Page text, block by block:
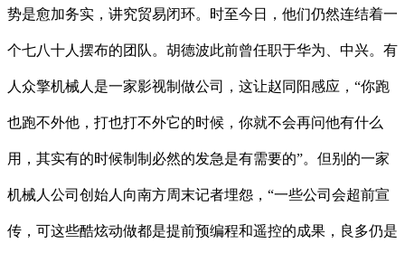
势是愈加务实，讲究贸易闭环。时至今日，他们仍然连结着一
个七八十人摆布的团队。胡德波此前曾任职于华为、中兴。有
人众擎机械人是一家影视制做公司，这让赵同阳感应，“你跑
也跑不外他，打也打不外它的时候，你就不会再问他有什么
用，其实有的时候制制必然的发急是有需要的”。但别的一家
机械人公司创始人向南方周末记者埋怨，“一些公司会超前宣
传，可这些酷炫动做都是提前预编程和遥控的成果，良多仍是